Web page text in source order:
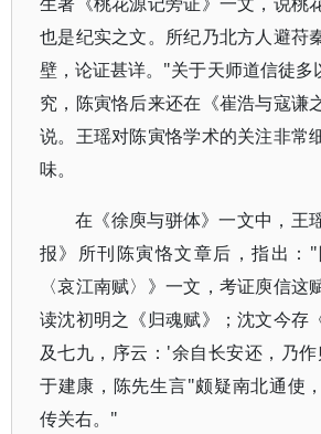
也是纪实之文。所纪乃北方人避苻
壁，论证甚详。"关于天师道信徒
究，陈寅恪后来还在《崔浩与寇谦
说。王瑶对陈寅恪学术的关注非常
味。
在《徐庾与骈体》一文中，王
报》所刊陈寅恪文章后，指出：
〈哀江南赋〉》一文，考证庾信这
读沈初明之《归魂赋》；沈文今存
及七九，序云：'余自长安还，乃
于建康，陈先生言"颇疑南北通使
传关右。"